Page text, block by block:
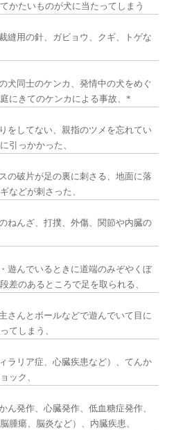
かたいものが犬に当たってしまう
縫用の針、ガビョウ、クギ、トゲな
犬同士のケンカ、発情中の犬をめぐ
にきてのケンカによる事故、*
をしてない、親指のツメを忘れてい
引っかかった、
の破片が足の裏に刺さる、地面に落
などが刺さった、
ねんざ、打撲、外傷、関節や内臓の
遊んでいるときに道端のみぞやくぼ
差のあるところで足を取られる、
さんとボールなどで遊んでいて目に
てしまう、
ラリア症、心臓疾患など）、てんか
ック、
ん発作、心臓発作、低血糖症発作、
腫瘍、脳炎など）、内臓疾患、